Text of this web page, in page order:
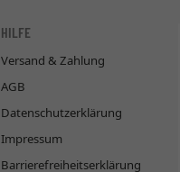
HILFE
Versand & Zahlung
AGB
Datenschutzerklärung
Impressum
Barrierefreiheitserklärung